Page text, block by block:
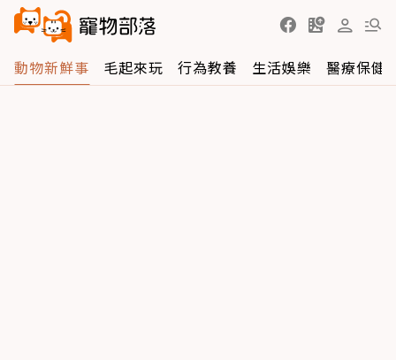
動物新鮮事 毛起來玩 行為教養 生活娛樂 醫療保健